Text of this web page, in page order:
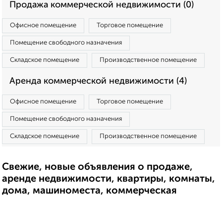
Продажа коммерческой недвижимости (0)
Офисное помещение Торговое помещение
Помещение свободного назначения
Складское помещение Производственное помещение
Аренда коммерческой недвижимости (4)
Офисное помещение Торговое помещение
Помещение свободного назначения
Складское помещение Производственное помещение
Свежие, новые объявления о продаже,
аренде недвижимости, квартиры, комнаты,
дома, машиноместа, коммерческая